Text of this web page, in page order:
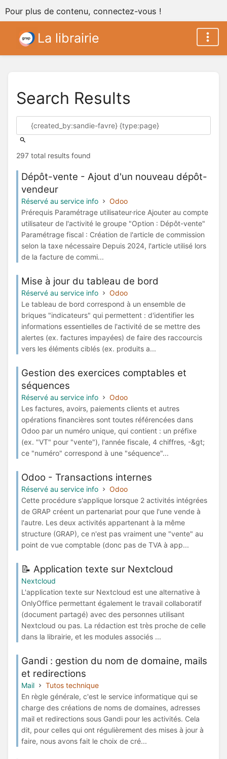
Pour plus de contenu, connectez-vous !
La librairie
Search Results
297 total results found
Dépôt-vente - Ajout d'un nouveau dépôt-
vendeur
Réservé au service info
Odoo
Prérequis Paramétrage utilisateur·rice Ajouter au compte
utilisateur de l'activité le groupe "Option : Dépôt-vente"
Paramétrage fiscal : Création de l'article de commission
selon la taxe nécessaire Depuis 2024, l'article utilisé lors
de la facture de commi...
Mise à jour du tableau de bord
Réservé au service info
Odoo
Le tableau de bord correspond à un ensemble de
briques "indicateurs" qui permettent : d'identifier les
informations essentielles de l'activité de se mettre des
alertes (ex. factures impayées) de faire des raccourcis
vers les éléments ciblés (ex. produits a...
Gestion des exercices comptables et
séquences
Réservé au service info
Odoo
Les factures, avoirs, paiements clients et autres
opérations financières sont toutes référencées dans
Odoo par un numéro unique, qui contient : un préfixe
(ex. "VT" pour "vente"), l'année fiscale, 4 chiffres, -&gt;
ce "numéro" correspond à une "séquence"...
Odoo - Transactions internes
Réservé au service info
Odoo
Cette procédure s'applique lorsque 2 activités intégrées
de GRAP créent un partenariat pour que l'une vende à
l'autre. Les deux activités appartenant à la même
structure (GRAP), ce n'est pas vraiment une "vente" au
point de vue comptable (donc pas de TVA à app...
📝 Application texte sur Nextcloud
Nextcloud
L'application texte sur Nextcloud est une alternative à
OnlyOffice permettant également le travail collaboratif
(document partagé) avec des personnes utilisant
Nextcloud ou pas. La rédaction est très proche de celle
dans la librairie, et les modules associés ...
Gandi : gestion du nom de domaine, mails
et redirections
Mail
Tutos technique
En règle générale, c'est le service informatique qui se
charge des créations de noms de domaines, adresses
mail et redirections sous Gandi pour les activités. Cela
dit, pour celles qui ont régulièrement des mises à jour à
faire, nous avons fait le choix de cré...